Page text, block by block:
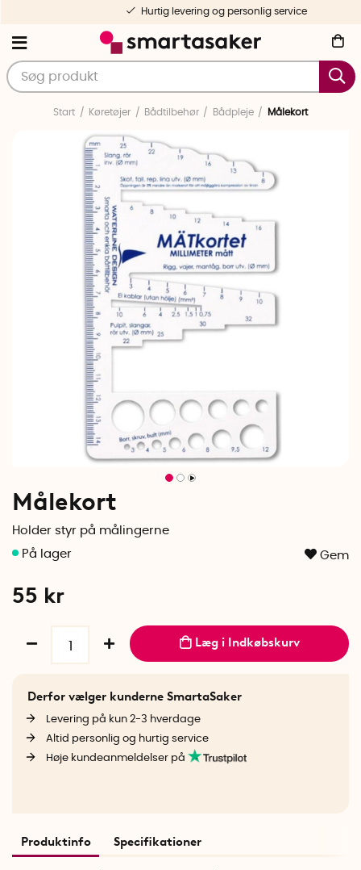
Hurtig levering og personlig service
Start Køretøjer Bådtilbehør Bådpleje Målekort
Målekort
Holder styr på målingerne
Gem
55 kr
Læg i Indkøbskurv
Derfor vælger kunderne SmartaSaker
Levering på kun 2-3 hverdage
Altid personlig og hurtig service
Høje kundeanmeldelser på
Produktinfo Specifikationer